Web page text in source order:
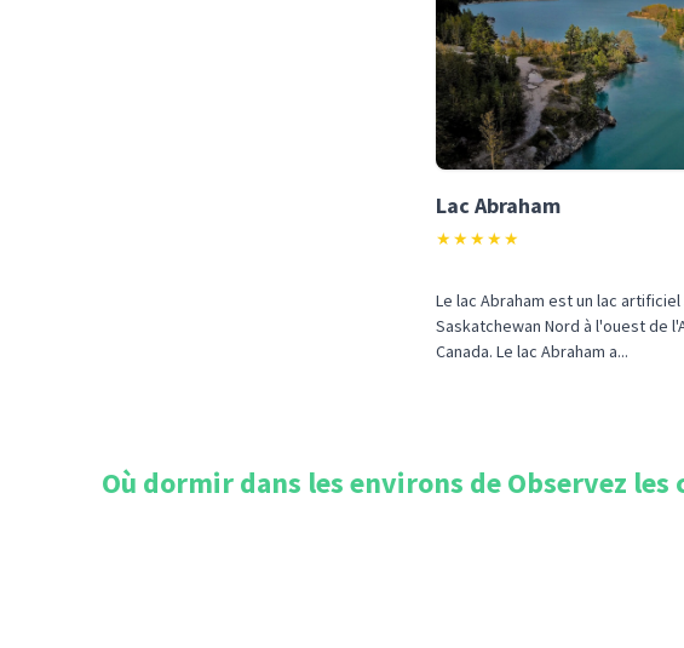
Lac Abraham
★★★★★
Le lac Abraham est un lac
Saskatchewan Nord à l'ouest de
Canada. Le lac Abraham a...
Où dormir dans les environs deObservez les